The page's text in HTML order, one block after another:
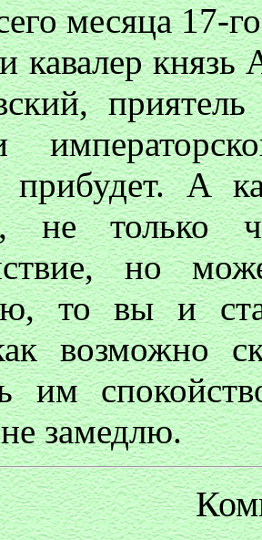
месяца 17-
кавалер князь
прибудет. А
не только
но
то вы и
возможно
им
замедлю.